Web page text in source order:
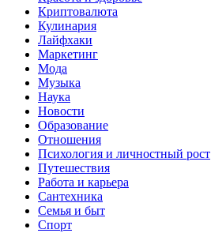
Криптовалюта
Кулинария
Лайфхаки
Маркетинг
Мода
Музыка
Наука
Новости
Образование
Отношения
Психология и личностный рост
Путешествия
Работа и карьера
Сантехника
Семья и быт
Спорт